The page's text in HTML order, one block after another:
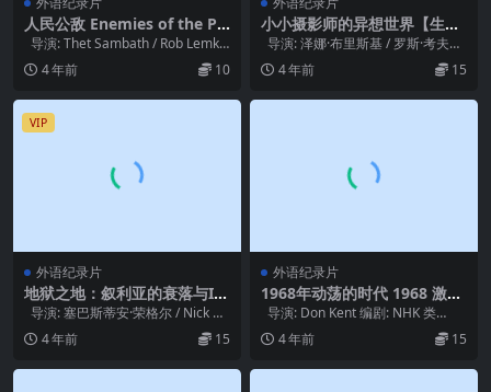
人民公敌 Enemies of the Pe
ople (2010)
导演: Thet Sambath / Rob Lemkin
编剧:...
4 年前 10
小小摄影师的异想世界【生于
妓院】Born.Into.Brothels.C
alcuttas.Red.Light.Kids.200
4
导演: 泽娜·布里斯基 / 罗斯·考夫曼
编剧: 泽娜·布里斯基 ...
4 年前 15
VIP
外语纪录片
地狱之地：叙利亚的衰落与ISI
S的崛起 Hell on Earth: the F
all of Syria and the Rise of I
SIS (2017)
导演: 塞巴斯蒂安·荣格尔 / Nick Qu
ested 编剧: ...
4 年前 15
外语纪录片
1968年动荡的时代 1968 激動
の時代 (2018)
导演: Don Kent 编剧: NHK 类
型: 纪录片 制片国家...
4 年前 15